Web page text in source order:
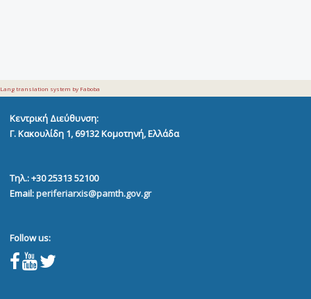
translation system by Faboba
Κεντρική Διεύθυνση:
Γ. Κακουλίδη 1, 69132Κομοτηνή, Ελλάδα
Τηλ.: +30 25313 52100
Email:periferiarxis@pamth.gov.gr
Follow us: